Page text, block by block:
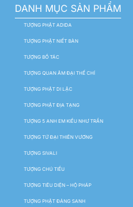
DANH MỤC SẢN PHẨM
TƯỢNG PHẬT ADIDA
TƯỢNG PHẬT NIẾT BÀN
TƯỢNG BỒ TÁC
TƯỢNG QUAN ÂM ĐẠI THẾ CHÍ
TƯỢNG PHẬT DI LẶC
TƯỢNG PHẬT ĐỊA TẠNG
TƯỢNG 5 ANH EM KIỀU NHƯ TRẦN
TƯỢNG TỨ ĐẠI THIÊN VƯƠNG
TƯỢNG SIVALI
TƯỢNG CHÚ TIỂU
TƯỢNG TIÊU DIỆN – HỘ PHÁP
TƯỢNG PHẬT ĐẢNG SANH